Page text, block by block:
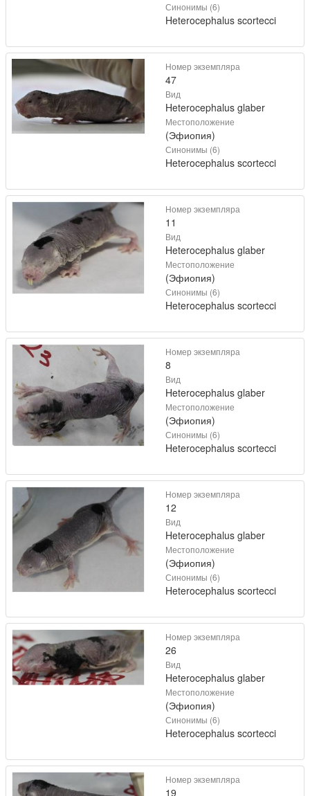
Синонимы (6)
Heterocephalus scortecci
Номер экземпляра
47
Вид
Heterocephalus glaber
Местоположение
(Эфиопия)
Синонимы (6)
Heterocephalus scortecci
Номер экземпляра
11
Вид
Heterocephalus glaber
Местоположение
(Эфиопия)
Синонимы (6)
Heterocephalus scortecci
Номер экземпляра
8
Вид
Heterocephalus glaber
Местоположение
(Эфиопия)
Синонимы (6)
Heterocephalus scortecci
Номер экземпляра
12
Вид
Heterocephalus glaber
Местоположение
(Эфиопия)
Синонимы (6)
Heterocephalus scortecci
Номер экземпляра
26
Вид
Heterocephalus glaber
Местоположение
(Эфиопия)
Синонимы (6)
Heterocephalus scortecci
Номер экземпляра
19